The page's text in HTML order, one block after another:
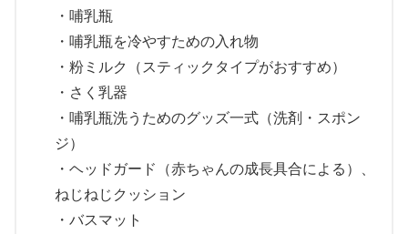
・哺乳瓶
・哺乳瓶を冷やすための入れ物
・粉ミルク（スティックタイプがおすすめ）
・さく乳器
・哺乳瓶洗うためのグッズ一式（洗剤・スポン
ジ）
・ヘッドガード（赤ちゃんの成長具合による）、
ねじねじクッション
・バスマット